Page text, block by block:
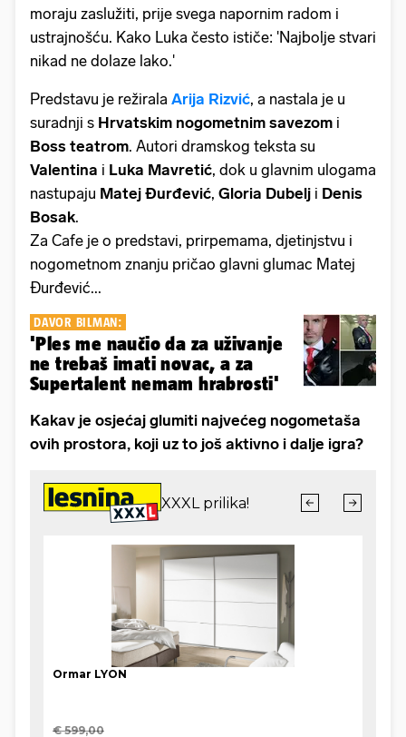
moraju zaslužiti, prije svega napornim radom i
ustrajnošću. Kako Luka često ističe: 'Najbolje stvari
nikad ne dolaze lako.'
Predstavu je režirala Arija Rizvić, a nastala je u
suradnji s Hrvatskim nogometnim savezom i
Boss teatrom. Autori dramskog teksta su
Valentina i Luka Mavretić, dok u glavnim ulogama
nastupaju Matej Đurđević, Gloria Dubelj i Denis
Bosak.
Za Cafe je o predstavi, prirpemama, djetinjstvu i
nogometnom znanju pričao glavni glumac Matej
Đurđević...
DAVOR BILMAN:
'Ples me naučio da za uživanje
ne trebaš imati novac, a za
Supertalent nemam hrabrosti'
Kakav je osjećaj glumiti najvećeg nogometaša
ovih prostora, koji uz to još aktivno i dalje igra?